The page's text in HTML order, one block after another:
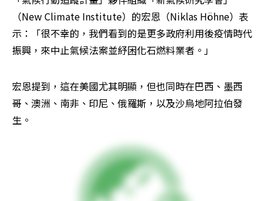
（New Climate Institute）的宏恩（Niklas Höhne）表
示：「很不幸的，我們看到的是更多政府利用後疫情時代
振興，來中止氣候法案並紓困化石燃料業者。」
宏恩提到，這在美國尤其明顯，但也同時在巴西、墨西
哥、澳洲、南非、印尼、俄羅斯，以及沙烏地阿拉伯發
生。